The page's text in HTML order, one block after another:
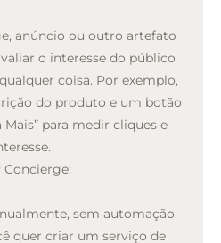
anúncio ou outro artefato
o interesse do público
coisa. Por exemplo,
do produto e um botão
Mais” para medir cliques e
Concierge:
sem automação.
quer criar um serviço de